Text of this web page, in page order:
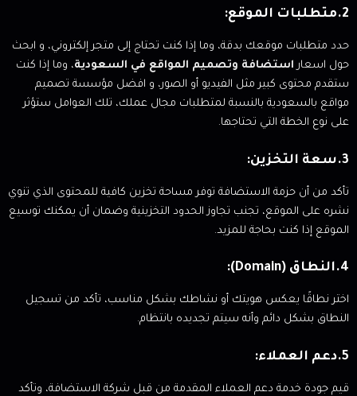
2.متطلبات الموقع:
حدد متطلبات موقعك بدقة، وما إذا كنت تحتاج إلى متجر إلكتروني، و ابحث
حول اسعار استضافة وتصميم المواقع في السعودية، وما إذا كنت
ستقدم محتوى كبير مثل الفيديو أو الصور، و افضل مؤسسة تصميم
مواقع بالسعودية بالنسبة لمتطلبات مجال عملك، تلك العوامل ستؤثر
على نوع الخطة التي تحتاجها.
3.سعة التخزين:
تأكد من أن حزمة الاستضافة توفر مساحة تخزين كافية للمحتوى الذي تنوي
نشره على الموقع، تجنب تجاوز الحدود التخزينية وضمان أن يمكنك توسيع
الموقع إذا كنت بحاجة للمزيد.
4.النطاق (Domain):
اختر نطاقًا يعكس هويتك أو نشاطك بشكل مناسب، تأكد من تسجيل
النطاق بشكل دائم وأنه سيتم تجديده بانتظام.
5.دعم العملاء:
قيم جودة خدمة دعم العملاء المقدمة من قبل شركة الاستضافة، وتأكد